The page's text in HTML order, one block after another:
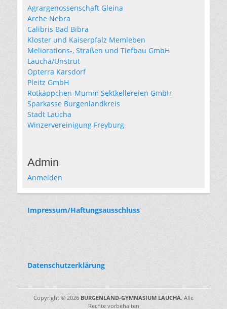
Agrargenossenschaft Gleina
Arche Nebra
Calibris Bad Bibra
Kloster und Kaiserpfalz Memleben
Meliorations-, Straßen und Tiefbau GmbH
Laucha/Unstrut
Opterra Karsdorf
Pleitz GmbH
Rotkäppchen-Mumm Sektkellereien GmbH
Sparkasse Burgenlandkreis
Stadt Laucha
Winzervereinigung Freyburg
Admin
Anmelden
Impressum/Haftungsausschluss
Datenschutzerklärung
Copyright © 2026 BURGENLAND-GYMNASIUM LAUCHA. Alle
Rechte vorbehalten